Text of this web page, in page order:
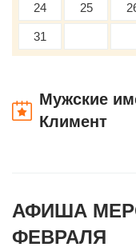
24 25
31
Мужские
Климент
АФИША
ФЕВРАЛЯ